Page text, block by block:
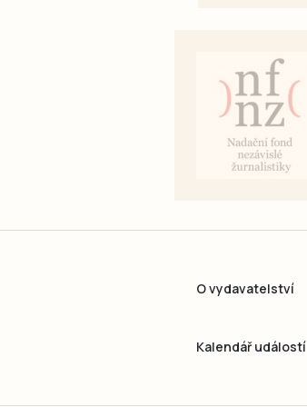
O vydavatelství
Kalendář událostí